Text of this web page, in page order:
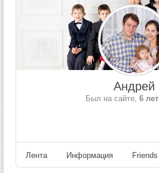
Андрей
Был на сайте, 6
Лента Информация Friends